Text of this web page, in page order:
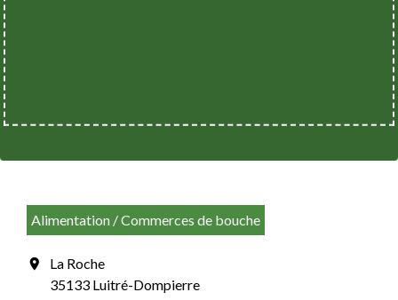
Alimentation / Commerces de bouche
location_on
La Roche
35133 Luitré-Dompierre